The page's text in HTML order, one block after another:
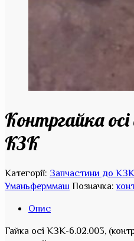
Контргайка
КЗК
Категорії: Запчастини до КЗК
УманьферммашПозначка:
Опис
Гайка осі КЗК-6.02.003,